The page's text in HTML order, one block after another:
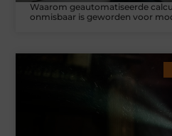
Waarom geautomatiseerde
onmisbaar is geworden voor